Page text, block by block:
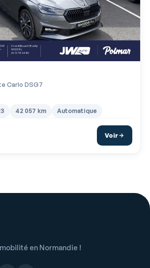
avant
AR
AV
d'inertie
dégivrants
Carlo DSG7
42 057 km Automatique
Voir
en Normandie !